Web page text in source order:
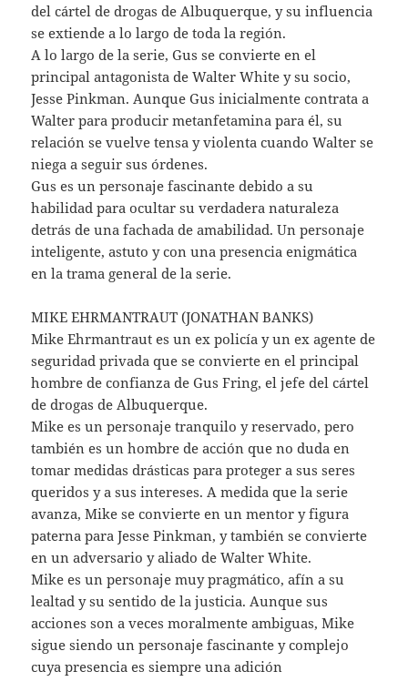
del cártel de drogas de Albuquerque, y su influencia
se extiende a lo largo de toda la región.
A lo largo de la serie, Gus se convierte en el
principal antagonista de Walter White y su socio,
Jesse Pinkman. Aunque Gus inicialmente contrata a
Walter para producir metanfetamina para él, su
relación se vuelve tensa y violenta cuando Walter se
niega a seguir sus órdenes.
Gus es un personaje fascinante debido a su
habilidad para ocultar su verdadera naturaleza
detrás de una fachada de amabilidad. Un personaje
inteligente, astuto y con una presencia enigmática
en la trama general de la serie.
MIKE EHRMANTRAUT (JONATHAN BANKS)
Mike Ehrmantraut es un ex policía y un ex agente de
seguridad privada que se convierte en el principal
hombre de confianza de Gus Fring, el jefe del cártel
de drogas de Albuquerque.
Mike es un personaje tranquilo y reservado, pero
también es un hombre de acción que no duda en
tomar medidas drásticas para proteger a sus seres
queridos y a sus intereses. A medida que la serie
avanza, Mike se convierte en un mentor y figura
paterna para Jesse Pinkman, y también se convierte
en un adversario y aliado de Walter White.
Mike es un personaje muy pragmático, afín a su
lealtad y su sentido de la justicia. Aunque sus
acciones son a veces moralmente ambiguas, Mike
sigue siendo un personaje fascinante y complejo
cuya presencia es siempre una adición